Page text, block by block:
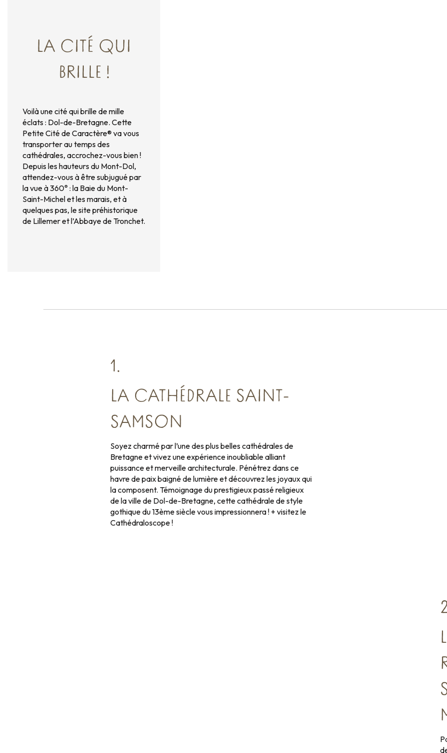
LA CITÉ QUI
BRILLE !
Voilà une cité qui brille de mille
éclats : Dol-de-Bretagne. Cette
Petite Cité de Caractère® va vous
transporter au temps des
cathédrales, accrochez-vous bien !
Depuis les hauteurs du Mont-Dol,
attendez-vous à être subjugué par
la vue à 360° : la Baie du Mont-
Saint-Michel et les marais, et à
quelques pas, le site préhistorique
de Lillemer et l’Abbaye de Tronchet.
1.
LA CATHÉDRALE SAINT-
SAMSON
Soyez charmé par l’une des plus belles cathédrales de
Bretagne et vivez une expérience inoubliable alliant
puissance et merveille architecturale. Pénétrez dans ce
havre de paix baigné de lumière et découvrez les joyaux qui
la composent. Témoignage du prestigieux passé religieux
de la ville de Dol-de-Bretagne, cette cathédrale de style
gothique du 13ème siècle vous impressionnera ! + visitez le
Cathédraloscope !